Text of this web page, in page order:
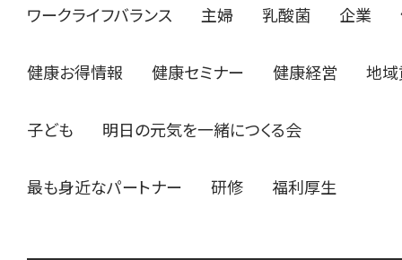
ワークライフバランス 主婦 乳酸菌 企業
健康お得情報 健康セミナー 健康経営 地
子ども 明日の元気を一緒につくる会
最も身近なパートナー 研修 福利厚生